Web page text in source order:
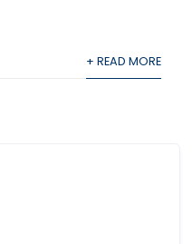
+ READ MORE